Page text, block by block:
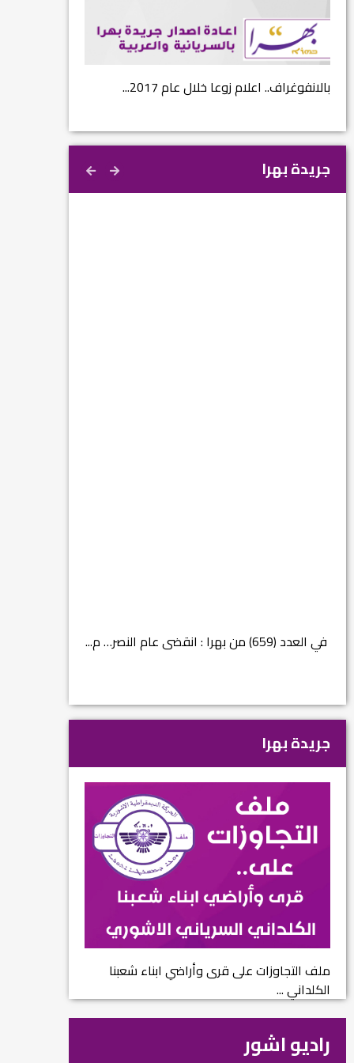
بالانفوغراف.. اعلام زوعا خلال عام 2017...
جريدة بهرا
في العدد (659) من بهرا : انقضى عام النصر… م...
جريدة بهرا
ملف التجاوزات على قرى وأراضي ابناء شعبنا
الكلداني ...
راديو اشور